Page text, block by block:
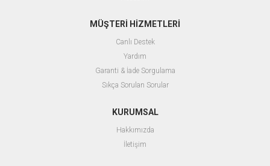
MÜŞTERİ HİZMETLERİ
Canlı Destek
Yardım
Garanti & İade Sorgulama
Sıkça Sorulan Sorular
KURUMSAL
Hakkımızda
İletişim